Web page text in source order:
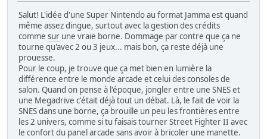
Salut! L'idée d'une Super Nintendo au format Jamma est quand
même assez dingue, surtout avec la gestion des crédits
comme sur une vraie borne. Dommage par contre que ça ne
tourne qu'avec 2 ou 3 jeux... mais bon, ça reste déjà une
prouesse.
Pour le coup, je trouve que ça met bien en lumière la
différence entre le monde arcade et celui des consoles de
salon. Quand on pense à l'époque, jongler entre une SNES et
une Megadrive c'était déjà tout un débat. Là, le fait de voir la
SNES dans une borne, ça brouille un peu les frontières entre
les 2 univers, comme si tu faisais tourner Street Fighter II avec
le confort du panel arcade sans avoir à bricoler une manette.